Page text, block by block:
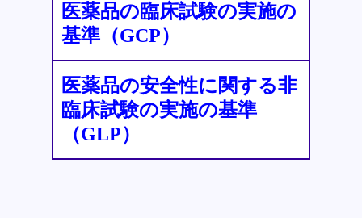
医薬品の臨床試験の実施の
基準（GCP）
医薬品の安全性に関する非
臨床試験の実施の基準
（GLP）